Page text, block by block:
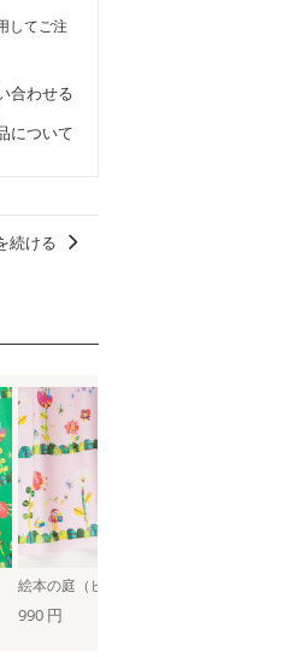
してご注
合わせる
について
続ける
絵本の庭（ピンク）
990 円